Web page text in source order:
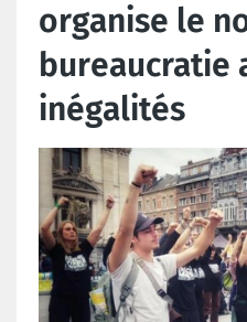
organise le
bureaucratie
inégalités